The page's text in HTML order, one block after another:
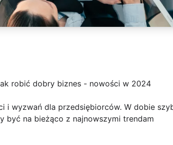
robić dobry biznes - nowości w 2024
i wyzwań dla przedsiębiorców. W dobie
być na bieżąco z najnowszymi trendam